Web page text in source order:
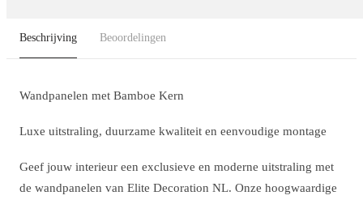
Beschrijving Beoordelingen
Wandpanelen met Bamboe Kern
Luxe uitstraling, duurzame kwaliteit en eenvoudige montage
Geef jouw interieur een exclusieve en moderne uitstraling met
de wandpanelen van Elite Decoration NL. Onze hoogwaardige